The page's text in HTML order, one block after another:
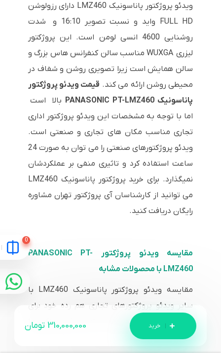
ویدئو پروژکتور پاناسونیک LMZ460 دارای رزولوشن
FULL HD واید و نسبت تصویر 16:10 و شدت
روشنایی 4600 انسی لومن است. این پروژکتور
لیزری WUXGA مناسب سالن کنفرانس هاس بزرگ و
سالن همایش است زیرا تصویری روشن و شفاف در
محیطی روشن ارائه می کند. قیمت ویدئو پروژکتور
پاناسونیک PANASONIC PT-LMZ460
بالا است
اما با توجه به مشخصات این ویدئو پروژکتور اداری
تجاری مناسب مکان های تجاری و صنعتی است.
ویدئو پروژکتورهای صنعتی را می توان به صورت 24
ساعت استفاده کرد و تاثیری منفی بر عملکردشان
نمیگذارد. برای خرید پروژکتور پاناسونیک LMZ460
می توانید از کارشناسان آی پروژکتور تهران مشاوره
رایگان دریافت کنید.
مقایسه ویدئو پروژکتور PANASONIC PT-
LMZ460 با محصولات مشابه
مقایسه ویدئو پروژکتور پاناسونیک LMZ460 با
سایر ویدئو پروژکتورهای تجاری هم رده خود برای
اطلاع از قیمت و موجودی تمام ویدئو پروژکتورها
می توانید به صفحه لیست
310,000,000 تومان